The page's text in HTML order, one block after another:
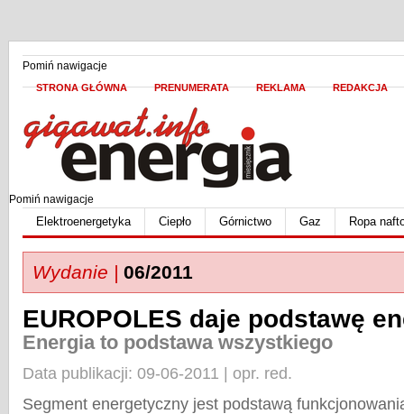
Pomiń nawigacje
STRONA GŁÓWNA PRENUMERATA REKLAMA REDAKCJA
Pomiń nawigacje
Elektroenergetyka Ciepło Górnictwo Gaz Ropa
Wydanie | 06/2011
EUROPOLES daje podstawę
Energia to podstawa wszystkiego
Data publikacji: 09-06-2011 | opr. red.
Segment energetyczny jest podstawą